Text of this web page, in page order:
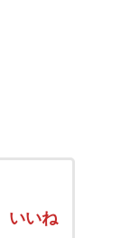
いいね